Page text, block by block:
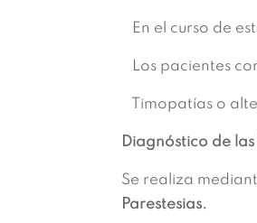
En el curso de
Los pacientes
Timopatías o
Diagnóstico de las
Se realiza
Parestesias.